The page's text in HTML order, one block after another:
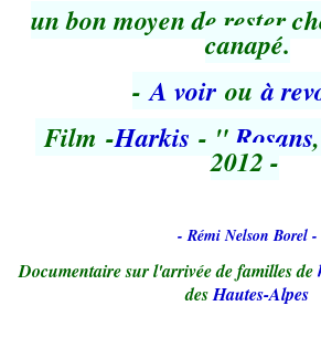
un bon moyen de rester
canapé.
- A voir ou à
Film -Harkis - " Rosans
2012 -
- Rémi Nelson Borel -
Documentaire sur l'arrivée de familles de
desHautes-Alpes